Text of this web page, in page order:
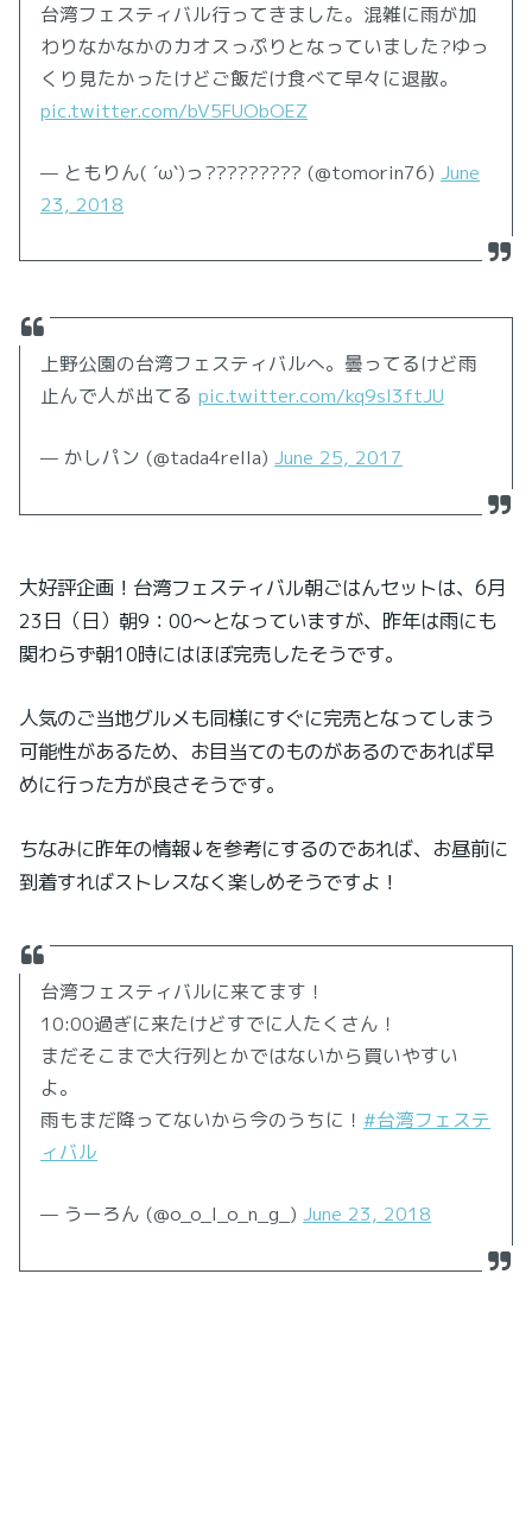
台湾フェスティバル行ってきました。混雑に雨が加
わりなかなかのカオスっぷりとなっていました?ゆっ
くり見たかったけどご飯だけ食べて早々に退散。
pic.twitter.com/bV5FUObOEZ
— ともりん( ´ω`)っ????????? (@tomorin76)June
23, 2018
上野公園の台湾フェスティバルへ。曇ってるけど雨
止んで人が出てるpic.twitter.com/kq9sl3ftJU
— かしパン (@tada4rella)June 25, 2017
大好評企画！台湾フェスティバル朝ごはんセットは、6月
23日（日）朝9：00～となっていますが、昨年は雨にも
関わらず朝10時にはほぼ完売したそうです。
人気のご当地グルメも同様にすぐに完売となってしまう
可能性があるため、お目当てのものがあるのであれば早
めに行った方が良さそうです。
ちなみに昨年の情報↓を参考にするのであれば、お昼前に
到着すればストレスなく楽しめそうですよ！
台湾フェスティバルに来てます！
10:00過ぎに来たけどすでに人たくさん！
まだそこまで大行列とかではないから買いやすい
よ。
雨もまだ降ってないから今のうちに！#台湾フェステ
ィバル
— うーろん (@o_o_l_o_n_g_)June 23, 2018